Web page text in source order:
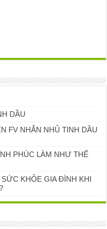
DẦU
FV NHẮN NHỦ TINH DẦU
PHÚC LÀM NHƯ THẾ
KHỎE GIA ĐÌNH KHI